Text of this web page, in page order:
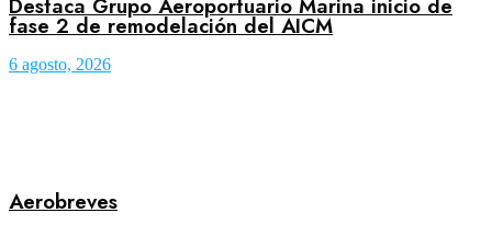
fase 2 de remodelación del AICM
6 agosto, 2026
Aerobreves